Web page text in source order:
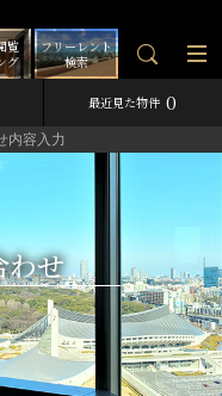
フリーレント
検索
覧
グ
最近見た物件 0
内容入力
わせ